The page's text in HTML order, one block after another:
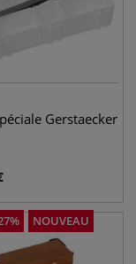
Gerstaecker
% NOUVEAU